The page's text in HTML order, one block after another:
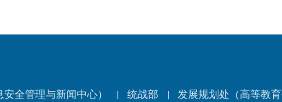
全管理与新闻中心） 统战部 发展规划处（高等教育